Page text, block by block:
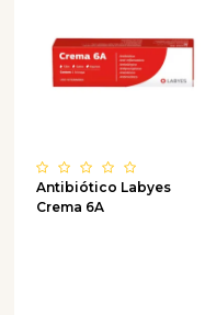
Antibiótico Labyes
Crema 6A